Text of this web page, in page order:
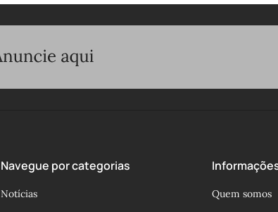
Navegue por categorias
Notícias
Quem somos